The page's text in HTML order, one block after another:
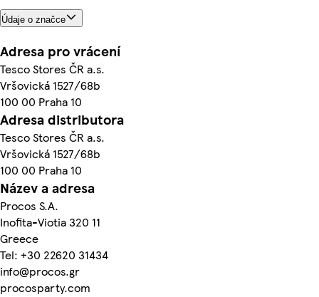
Údaje o značce
Adresa pro vrácení
Tesco Stores ČR a.s.
Vršovická 1527/68b
100 00 Praha 10
Adresa distributora
Tesco Stores ČR a.s.
Vršovická 1527/68b
100 00 Praha 10
Název a adresa
Procos S.A.
Inofita-Viotia 320 11
Greece
Tel: +30 22620 31434
info@procos.gr
procosparty.com